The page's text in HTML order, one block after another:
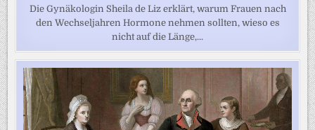
Die Gynäkologin Sheila de Liz erklärt, warum Frauen nach
den Wechseljahren Hormone nehmen sollten, wieso es
nicht auf die Länge,...